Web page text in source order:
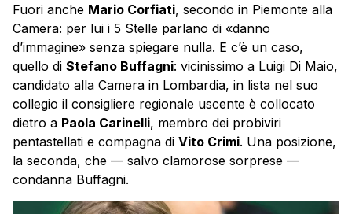
Fuori anche Mario Corfiati, secondo in Piemonte alla
Camera: per lui i 5 Stelle parlano di «danno
d’immagine» senza spiegare nulla. E c’è un caso,
quello di Stefano Buffagni: vicinissimo a Luigi Di Maio,
candidato alla Camera in Lombardia, in lista nel suo
collegio il consigliere regionale uscente è collocato
dietro a Paola Carinelli, membro dei probiviri
pentastellati e compagna di Vito Crimi. Una posizione,
la seconda, che — salvo clamorose sorprese —
condanna Buffagni.